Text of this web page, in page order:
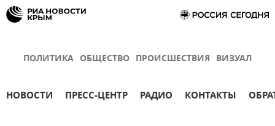
ПОЛИТИКА ОБЩЕСТВО ПРОИСШЕСТВИЯ ВИЗУАЛ
НОВОСТИ ПРЕСС-ЦЕНТР РАДИО КОНТАКТЫ